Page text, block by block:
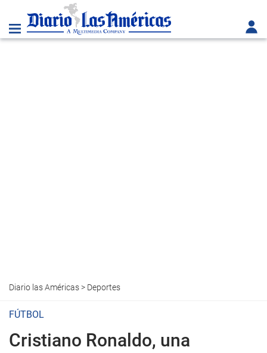
Diario las Américas> Deportes
FÚTBOL
Cristiano Ronaldo, una